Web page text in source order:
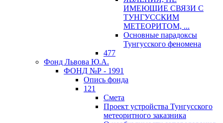
ИМЕЮЩИЕ СВЯЗИ С
ТУНГУССКИМ
МЕТЕОРИТОМ, ...
Основные парадоксы
Тунгусского феномена
477
Фонд Львова Ю.А.
ФОНД №Р - 1991
Опись фонда
121
Смета
Проект устройства Тунгусского
метеоритного заказника